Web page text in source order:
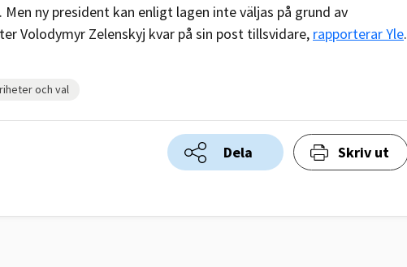
ny president kan enligt lagen inte väljas på grund av
Volodymyr Zelenskyj kvar på sin post tillsvidare, rapporterar Yle.
och val
Dela Skriv ut